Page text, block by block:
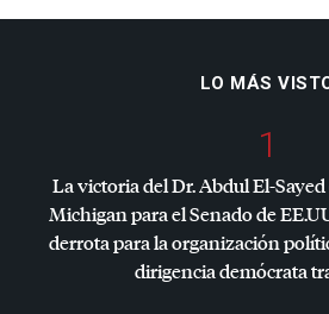
LO MÁS
1
La victoria del Dr. Abdul El-
Michigan para el Senado de
derrota para la organización
dirigencia demócrata